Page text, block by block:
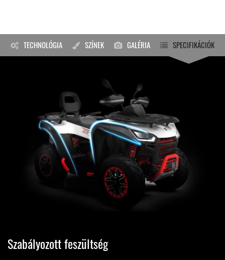
TECHNOLÓGIA SZÍNEK GALÉRIA SPECIFIKÁCIÓK
Szabályozott feszültség